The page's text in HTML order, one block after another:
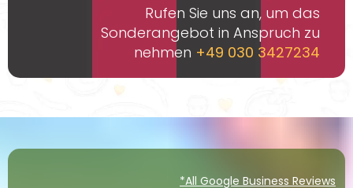
Rufen Sie uns an, um das
Sonderangebot in Anspruch zu
nehmen +49 030 3427234
*All Google Business Reviews